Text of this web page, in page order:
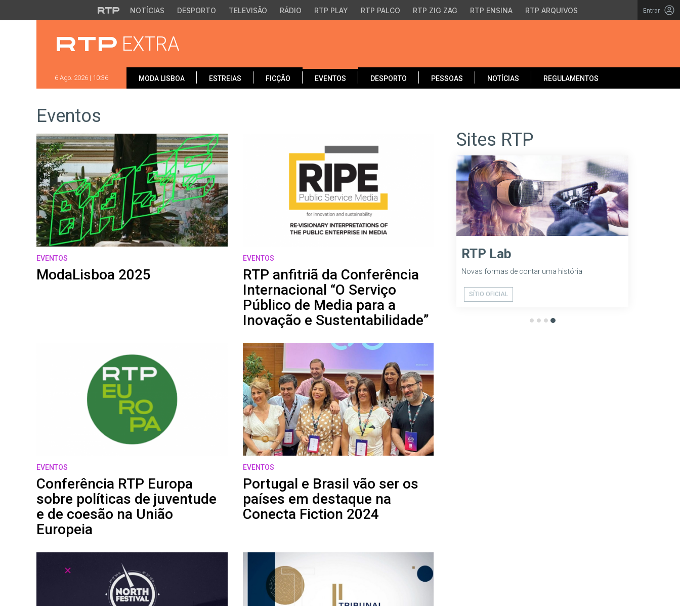
Saltar para o conteúdo principal
NOTÍCIAS DESPORTO TELEVISÃO RÁDIO RTP PLAY RTP PALCO RTP ZIG ZAG RTP ENSINA RTP ARQUIVOS Entrar
EXTRA
6 Ago. 2026 | 10:36 MODA LISBOA ESTREIAS FICÇÃO EVENTOS DESPORTO PESSOAS NOTÍCIAS REGULAMENTOS
Eventos
EVENTOS
ModaLisboa 2025
EVENTOS
RTP anfitriã da Conferência
Internacional “O Serviço
Público de Media para a
Inovação e Sustentabilidade”
EVENTOS
Conferência RTP Europa
sobre políticas de juventude
e de coesão na União
Europeia
EVENTOS
Portugal e Brasil vão ser os
países em destaque na
Conecta Fiction 2024
Sites RTP
RTP Lab
Novas formas de contar uma história
SÍTIO OFICIAL